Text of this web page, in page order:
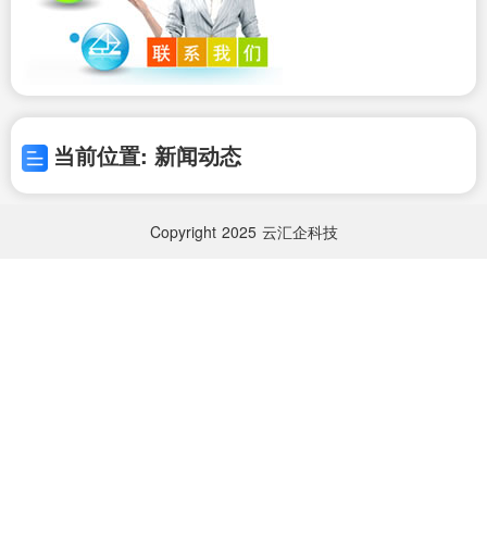
当前位置: 新闻动态
Copyright 2025 云汇企科技